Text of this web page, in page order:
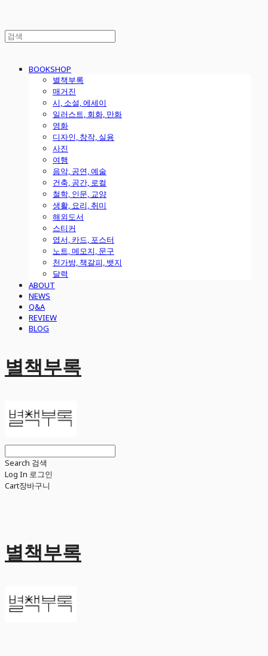
BOOKSHOP
별책부록
매거진
시, 소설, 에세이
일러스트, 회화, 만화
영화
디자인, 창작, 실용
사진
여행
음악, 공연, 예술
건축, 공간, 로컬
철학, 인문, 교양
생활, 요리, 취미
해외도서
스티커
엽서, 카드, 포스터
노트, 메모지, 문구
천가방, 책갈피, 뱃지
달력
ABOUT
NEWS
Q&A
REVIEW
BLOG
별책부록
Search 검색
Log In 로그인
Cart장바구니
별책부록